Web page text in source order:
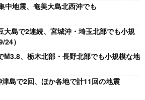
中地震、奄美大島北西沖でも
大島で2連続、宮城沖・埼玉北部でも小規
）
M3.8、栃木北部・長野北部でも小規模な地
島で2回、ほか各地で計11回の地震